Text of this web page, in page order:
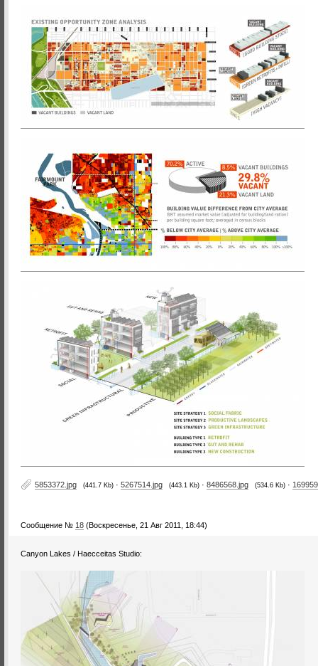
5853372.jpg (441.7 Kb) · 5267514.jpg (443.1 Kb) · 8486568.jpg (534.6 Kb) ·
Сообщение № 18 (Воскресенье, 21 Авг 2011, 18:44)
Canyon Lakes / Haecceitas Studio: